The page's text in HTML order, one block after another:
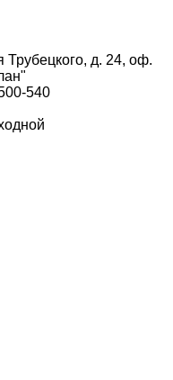
Трубецкого, д. 24, оф.
540